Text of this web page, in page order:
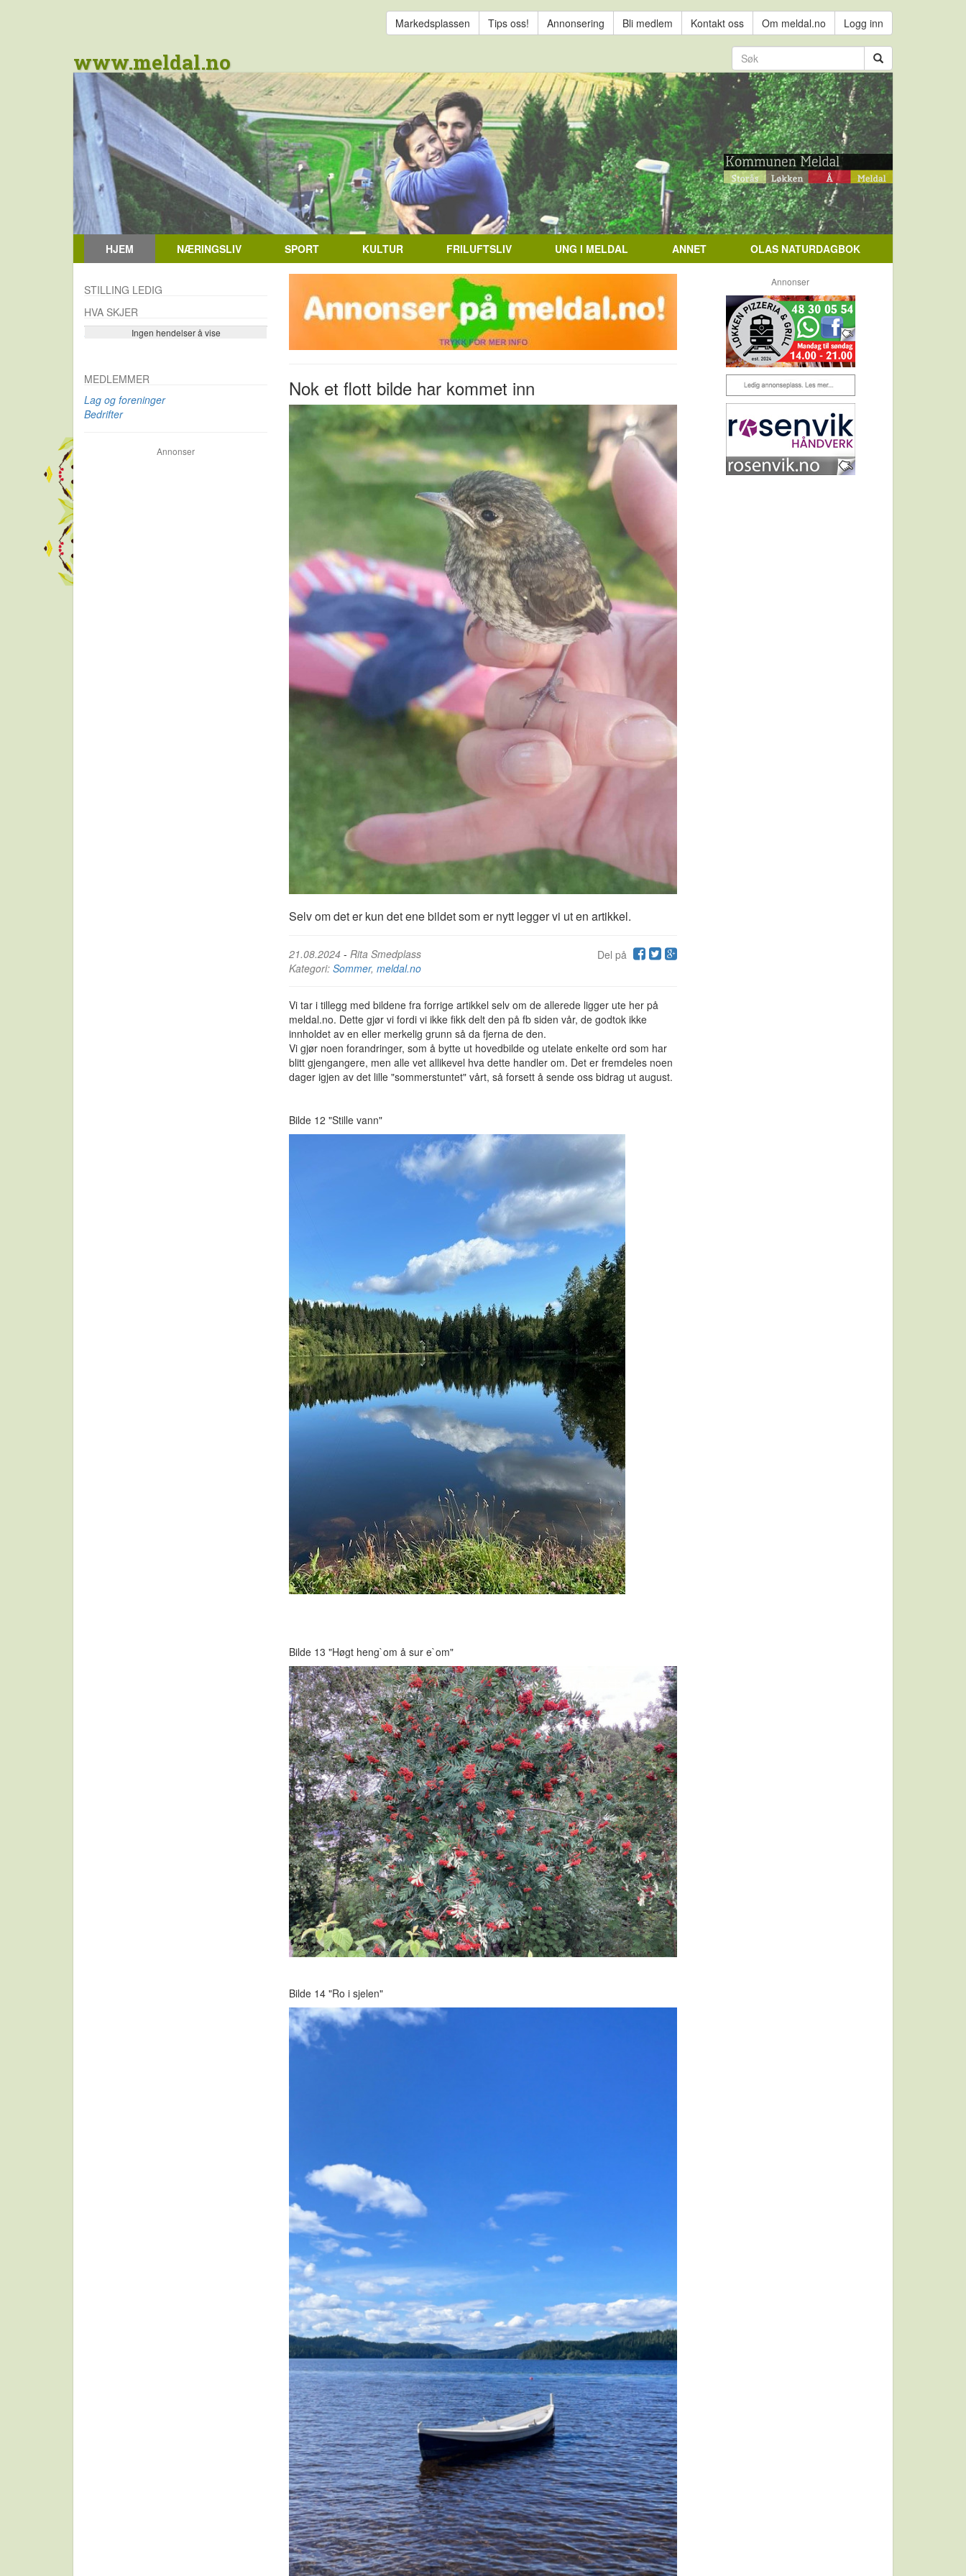
Markedsplassen Tips oss! Annonsering Bli medlem Kontakt oss Om meldal.no Logg inn
www.meldal.no
HJEM NÆRINGSLIV SPORT KULTUR FRILUFTSLIV UNG I MELDAL ANNET OLAS NATURDAGBOK
Nok et flott bilde har kommet inn
Selv om det er kun det ene bildet som er nytt legger vi ut en artikkel.
Del på
21.08.2024 - Rita Smedplass
Kategori: Sommer, meldal.no
Vi tar i tillegg med bildene fra forrige artikkel selv om de allerede ligger ute her på
meldal.no. Dette gjør vi fordi vi ikke fikk delt den på fb siden vår, de godtok ikke
innholdet av en eller merkelig grunn så da fjerna de den.
Vi gjør noen forandringer, som å bytte ut hovedbilde og utelate enkelte ord som har
blitt gjengangere, men alle vet allikevel hva dette handler om. Det er fremdeles noen
dager igjen av det lille "sommerstuntet" vårt, så forsett å sende oss bidrag ut august.
Bilde 12 "Stille vann"
Bilde 13 "Høgt heng`om å sur e`om"
Bilde 14 "Ro i sjelen"
STILLING LEDIG
HVA SKJER
Ingen hendelser å vise
Se flere…
MEDLEMMER
Lag og foreninger
Bedrifter
Annonser
Annonser